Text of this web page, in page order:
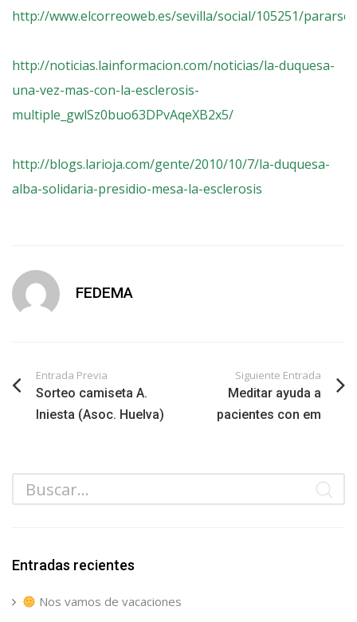
http://www.elcorreoweb.es/sevilla/social/105251/
http://noticias.lainformacion.com/noticias/la-duquesa-
una-vez-mas-con-la-esclerosis-
multiple_gwlSz0buo63DPvAqeXB2x5/
http://blogs.larioja.com/gente/2010/10/7/la-duquesa-
alba-solidaria-presidio-mesa-la-esclerosis
FEDEMA
Entrada Previa
Sorteo camiseta A.
Iniesta (Asoc. Huelva)
Siguiente Entrada
Meditar ayuda a
pacientes con em
Entradas recientes
Nos vamos de vacaciones